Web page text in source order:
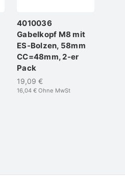
4010036
Gabelkopf M8 mit
ES-Bolzen, 58mm
CC=48mm, 2-er
Pack
19,09 €
16,04 € Ohne MwSt